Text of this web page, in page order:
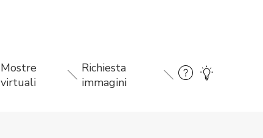
Mostre
virtuali
Richiesta
immagini